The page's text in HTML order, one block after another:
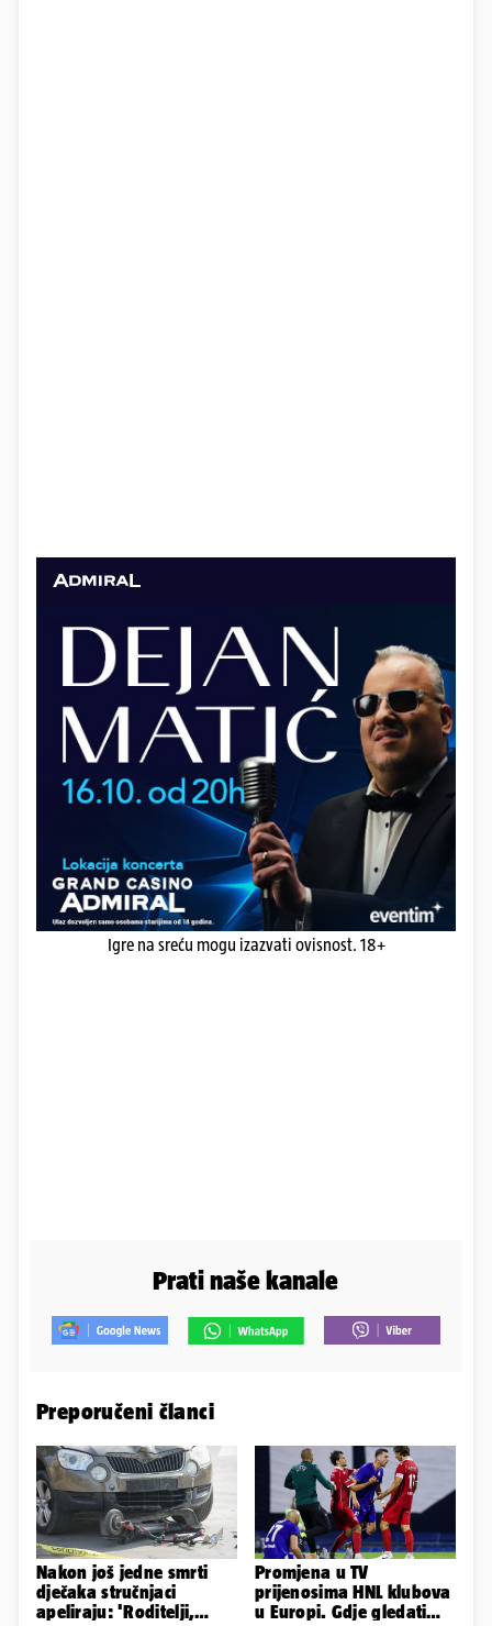
Igre na sreću mogu izazvati ovisnost. 18+
Prati naše kanale
Preporučeni članci
Nakon još jedne smrti
dječaka stručnjaci
apeliraju: 'Roditelji,
Promjena u TV
prijenosima HNL klubova
u Europi. Gdje gledati